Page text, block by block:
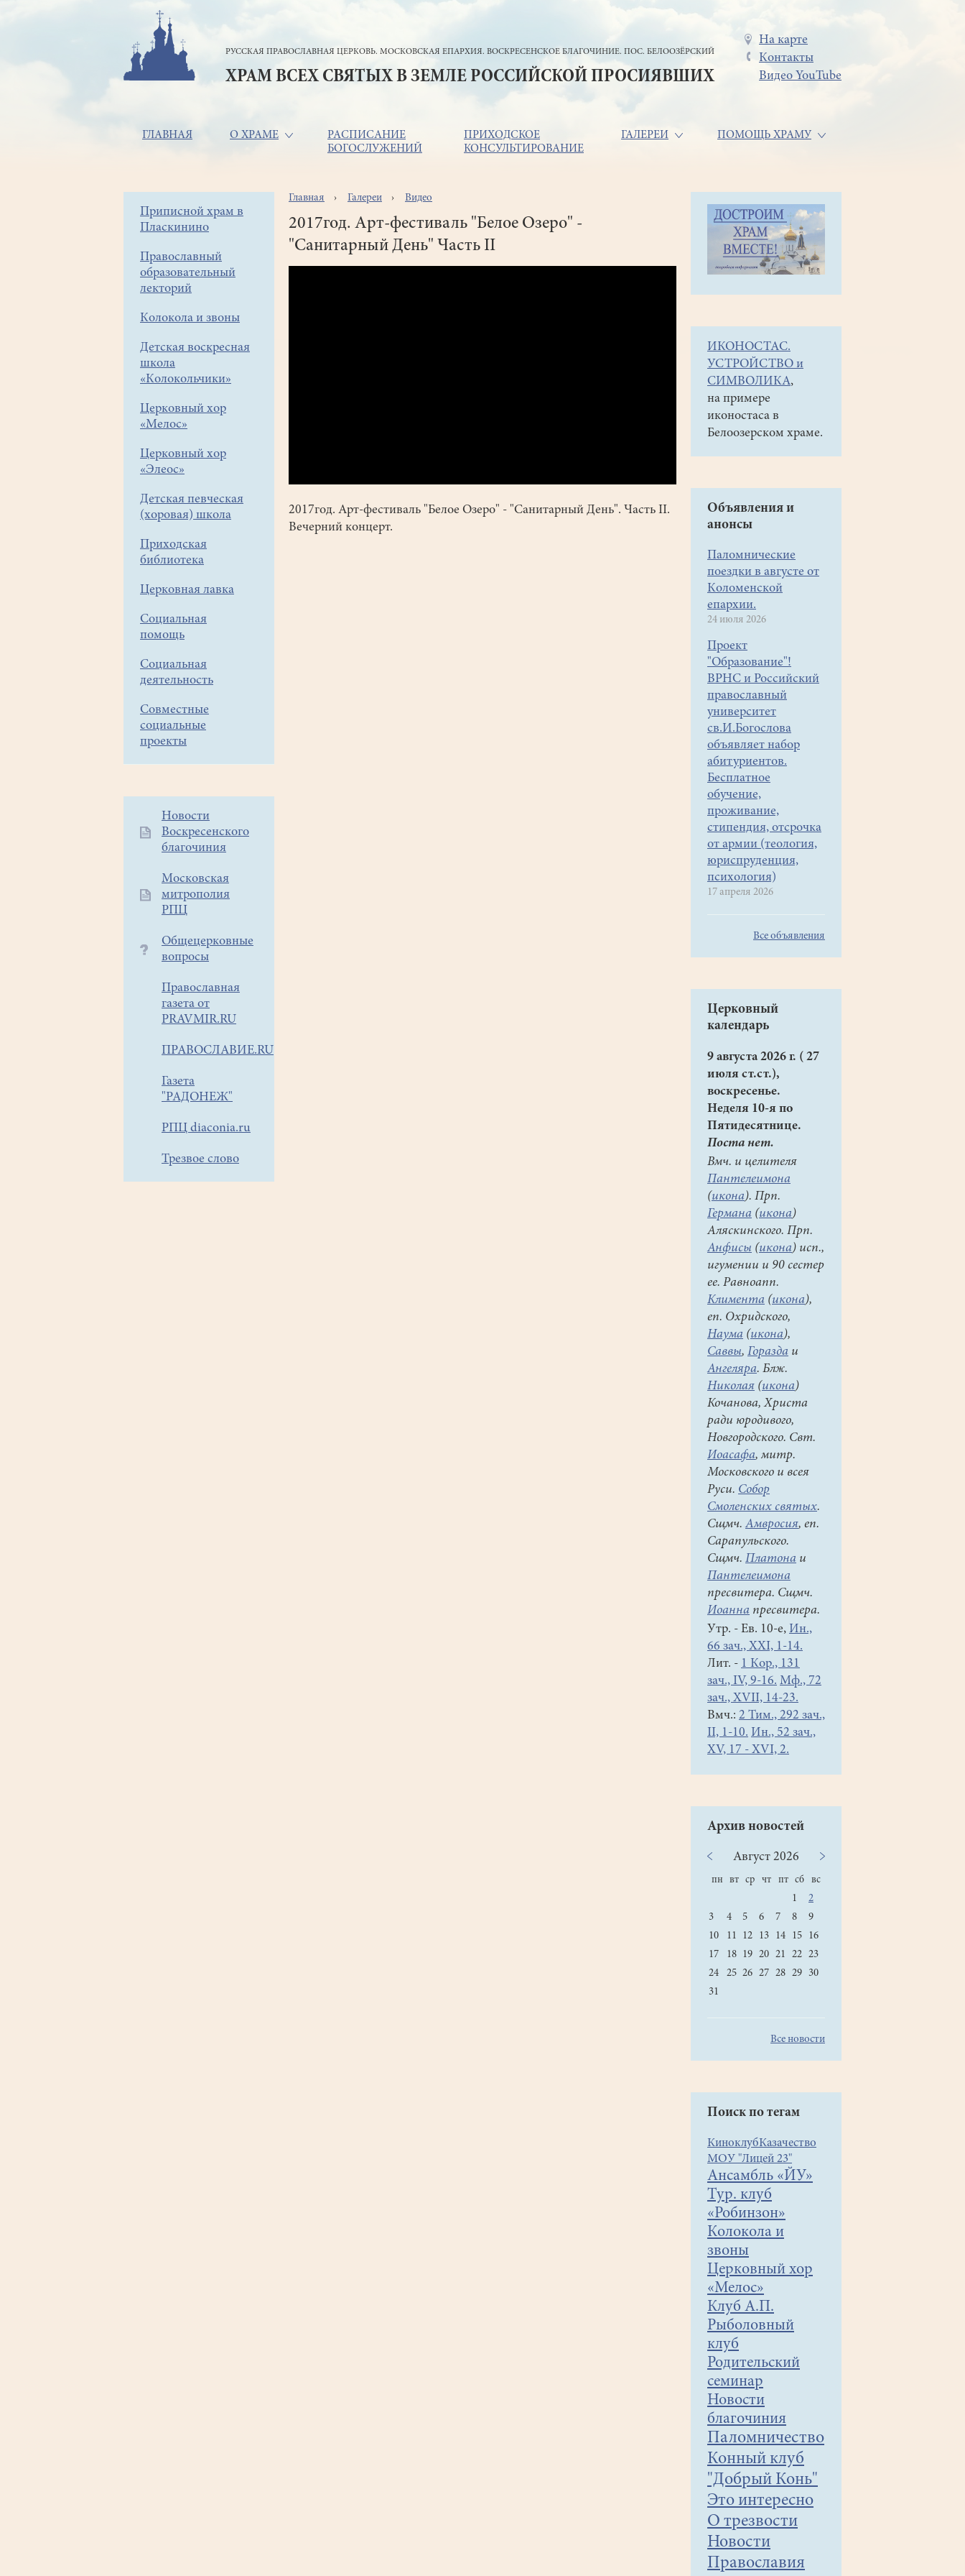
РУССКАЯ ПРАВОСЛАВНАЯ ЦЕРКОВЬ. МОСКОВСКАЯ ЕПАРХИЯ. ВОСКРЕСЕНСКОЕ БЛАГОЧИНИЕ. ПОС. БЕЛООЗЁРСКИЙ
ХРАМ ВСЕХ СВЯТЫХ В ЗЕМЛЕ РОССИЙСКОЙ ПРОСИЯВШИХ
Меню
в
На карте
Контакты
Видео YouTube
Основная
ГЛАВНАЯ О ХРАМЕ
РАСПИСАНИЕ
БОГОСЛУЖЕНИЙ
ПРИХОДСКОЕ
КОНСУЛЬТИРОВАНИЕ
ГАЛЕРЕИ ПОМОЩЬ ХРАМУ
Боковое
меню
Приписной храм в
Пласкинино
Православный
образовательный
лекторий
Колокола и звоны
Детская воскресная
школа
«Колокольчики»
Церковный хор
«Мелос»
Церковный хор
«Элеос»
Детская певческая
(хоровая) школа
Приходская
библиотека
Церковная лавка
Социальная
помощь
Социальная
деятельность
Совместные
социальные
проекты
Дополнительное
меню
Новости
Воскресенского
благочиния
Московская
митрополия
РПЦ
Общецерковные
вопросы
Православная
газета от
PRAVMIR.RU
ПРАВОСЛАВИЕ.RU
Газета
"РАДОНЕЖ"
РПЦ diaconia.ru
Трезвое слово
Строка
навигации
Главная Галереи Видео
2017год. Арт-фестиваль "Белое Озеро" -
"Санитарный День" Часть II
2017год. Арт-фестиваль "Белое Озеро" - "Санитарный День". Часть II.
Вечерний концерт.
ИКОНОСТАС.
УСТРОЙСТВО и
СИМВОЛИКА,
на примере
иконостаса в
Белоозерском храме.
Объявления и
анонсы
Паломнические
поездки в августе от
Коломенской
епархии.
24 июля 2026
Проект
"Образование"!
ВРНС и Российский
православный
университет
св.И.Богослова
объявляет набор
абитуриентов.
Бесплатное
обучение,
проживание,
стипендия, отсрочка
от армии (теология,
юриспруденция,
психология)
17 апреля 2026
Все объявления
Церковный
календарь
9 августа 2026 г. ( 27
июля ст.ст.),
воскресенье.
Неделя 10-я по
Пятидесятнице.
Поста нет.
Вмч. и целителя
Пантелеимона
(икона). Прп.
Германа (икона)
Аляскинского. Прп.
Анфисы (икона) исп.,
игумении и 90 сестер
ее. Равноапп.
Климента (икона),
еп. Охридского,
Наума (икона),
Саввы, Горазда и
Ангеляра. Блж.
Николая (икона)
Кочанова, Христа
ради юродивого,
Новгородского. Свт.
Иоасафа, митр.
Московского и всея
Руси. Собор
Смоленских святых.
Сщмч. Амвросия, еп.
Сарапульского.
Сщмч. Платона и
Пантелеимона
пресвитера. Сщмч.
Иоанна пресвитера.
Утр. - Ев. 10-е, Ин.,
66 зач., XXI, 1-14.
Лит. - 1 Кор., 131
зач., IV, 9-16. Мф., 72
зач., XVII, 14-23.
Вмч.: 2 Тим., 292 зач.,
II, 1-10. Ин., 52 зач.,
XV, 17 - XVI, 2.
Архив новостей
Август 2026
пн вт ср чт пт сб вс
1
2
3
4 5 6 7 8
9
10
11 12 13 14 15
16
17
18 19 20 21 22 23
24
25 26 27 28 29
30
31
Все новости
Поиск по тегам
КиноклубКазачество
МОУ "Лицей 23"
Ансамбль «ЙУ»
Тур. клуб
«Робинзон»
Колокола и
звоны
Церковный хор
«Мелос»
Клуб А.П.
Рыболовный
клуб
Родительский
семинар
Новости
благочиния
Паломничество
Конный клуб
"Добрый Конь"
Это интересно
О трезвости
Новости
Православия